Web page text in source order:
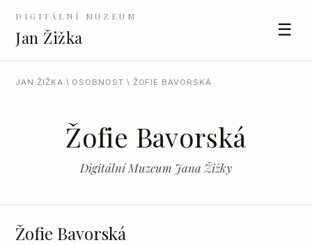
DIGITÁLNÍ MUZEUM
Jan Žižka ☰
JAN ŽIŽKA \ OSOBNOST \ ŽOFIE BAVORSKÁ
Žofie Bavorská
Digitální Muzeum Jana Žižky
Žofie Bavorská